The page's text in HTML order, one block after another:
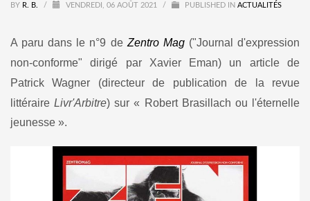
BY R. B. / VENDREDI, 06 AOÛT 2021 / PUBLISHED IN ACTUALITÉS
A paru dans le n°9 de Zentro Mag("Journal d'expression
non-conforme" dirigé par Xavier Eman) un article de
Patrick Wagner (directeur de publication de la revue
littéraireLivr'Arbitre) sur« Robert Brasillach ou l'éternelle
jeunesse ».